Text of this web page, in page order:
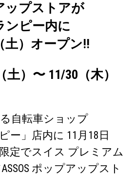
ップストアが
ンピー内に
土）オープン!!
土）〜 11/30（木）
自転車ショップ
ー」店内に 11月18日
定でスイス プレミアム
ポップアップスト